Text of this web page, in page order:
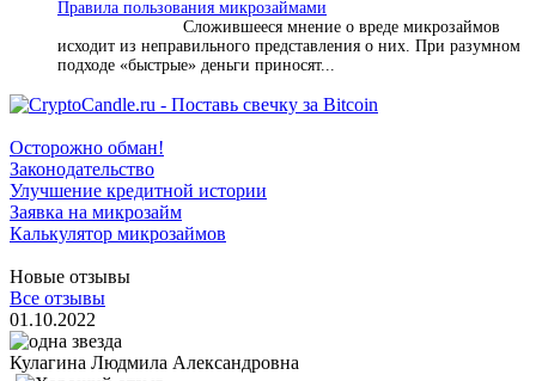
​Правила пользования микрозаймами
Сложившееся мнение о вреде микрозаймов
исходит из неправильного представления о них. При разумном
подходе «быстрые» деньги приносят...
Осторожно обман!
Законодательство
Улучшение кредитной истории
Заявка на микрозайм
Калькулятор микрозаймов
Новые отзывы
Все отзывы
01.10.2022
Кулагина Людмила Александровна